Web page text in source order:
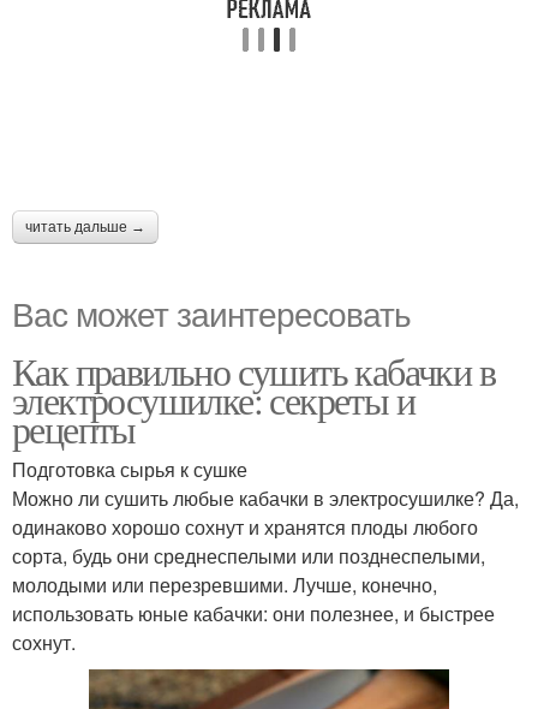
читать дальше →
Вас может заинтересовать
Как правильно сушить кабачки в
электросушилке: секреты и
рецепты
Подготовка сырья к сушке
Можно ли сушить любые кабачки в электросушилке? Да,
одинаково хорошо сохнут и хранятся плоды любого
сорта, будь они среднеспелыми или позднеспелыми,
молодыми или перезревшими. Лучше, конечно,
использовать юные кабачки: они полезнее, и быстрее
сохнут.